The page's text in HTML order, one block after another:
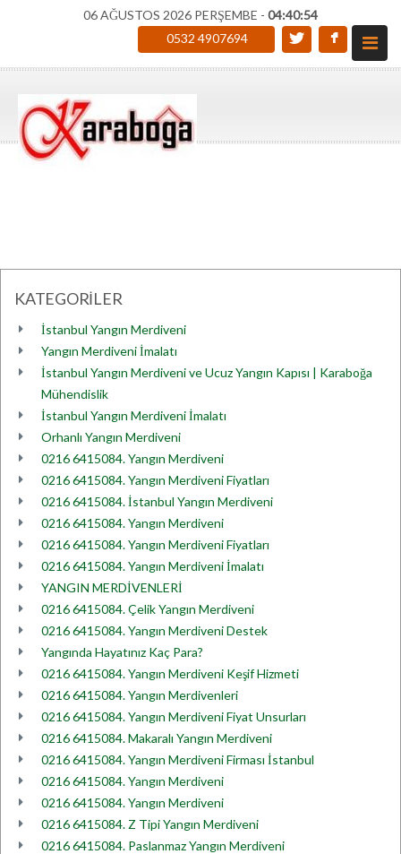
06 AĞUSTOS 2026 PERŞEMBE - 04:40:54
0532 4907694
KATEGORİLER
İstanbul Yangın Merdiveni
Yangın Merdiveni İmalatı
İstanbul Yangın Merdiveni ve Ucuz Yangın Kapısı | Karaboğa
Mühendislik
İstanbul Yangın Merdiveni İmalatı
Orhanlı Yangın Merdiveni
0216 6415084. Yangın Merdiveni
0216 6415084. Yangın Merdiveni Fiyatları
0216 6415084. İstanbul Yangın Merdiveni
0216 6415084. Yangın Merdiveni
0216 6415084. Yangın Merdiveni Fiyatları
0216 6415084. Yangın Merdiveni İmalatı
YANGIN MERDİVENLERİ
0216 6415084. Çelik Yangın Merdiveni
0216 6415084. Yangın Merdiveni Destek
Yangında Hayatınız Kaç Para?
0216 6415084. Yangın Merdiveni Keşif Hizmeti
0216 6415084. Yangın Merdivenleri
0216 6415084. Yangın Merdiveni Fiyat Unsurları
0216 6415084. Makaralı Yangın Merdiveni
0216 6415084. Yangın Merdiveni Firması İstanbul
0216 6415084. Yangın Merdiveni
0216 6415084. Yangın Merdiveni
0216 6415084. Z Tipi Yangın Merdiveni
0216 6415084. Paslanmaz Yangın Merdiveni